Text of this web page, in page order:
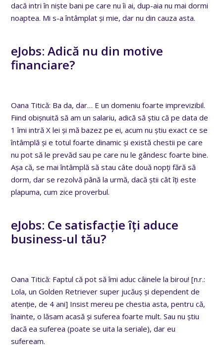
dacă intri în niște bani pe care nu îi ai, dup-aia nu mai dormi
noaptea. Mi s-a întâmplat și mie, dar nu din cauza asta.
eJobs: Adică nu din motive
financiare?
Oana Titică: Ba da, dar… E un domeniu foarte imprevizibil.
Fiind obișnuită să am un salariu, adică să știu că pe data de
1 îmi intră X lei și mă bazez pe ei, acum nu știu exact ce se
întâmplă și e totul foarte dinamic și există chestii pe care
nu pot să le prevăd sau pe care nu le gândesc foarte bine.
Așa că, se mai întâmplă să stau câte două nopți fără să
dorm, dar se rezolvă până la urmă, dacă știi cât îți este
plapuma, cum zice proverbul.
eJobs: Ce satisfacție îți aduce
business-ul tău?
Oana Titică: Faptul că pot să îmi aduc câinele la birou! [n.r.:
Lola, un Golden Retriever super jucăuș și dependent de
atenție, de 4 ani] Insist mereu pe chestia asta, pentru că,
înainte, o lăsam acasă și suferea foarte mult. Sau nu știu
dacă ea suferea (poate se uita la seriale), dar eu
sufeream.